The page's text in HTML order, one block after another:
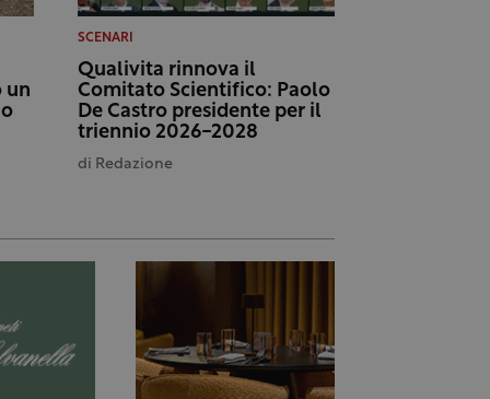
un
SCENARI
Qualivita rinnova il
Comitato Scientifico: Paolo
De Castro presidente per il
triennio 2026-2028
di Redazione